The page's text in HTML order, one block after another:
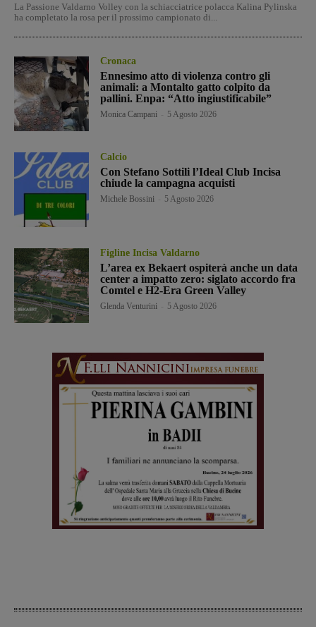
La Passione Valdarno Volley con la schiacciatrice polacca Kalina Pylinska
ha completato la rosa per il prossimo campionato di...
Cronaca
Ennesimo atto di violenza contro gli
animali: a Montalto gatto colpito da
pallini. Enpa: “Atto ingiustificabile”
Monica Campani 5 Agosto 2026
Calcio
Con Stefano Sottili l’Ideal Club Incisa
chiude la campagna acquisti
Michele Bossini 5 Agosto 2026
Figline Incisa Valdarno
L’area ex Bekaert ospiterà anche un data
center a impatto zero: siglato accordo fra
Comtel e H2-Era Green Valley
Glenda Venturini 5 Agosto 2026